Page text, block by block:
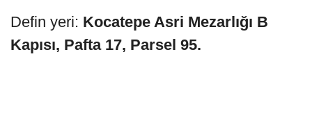
Defin yeri: Kocatepe Asri Mezarlığı B
Kapısı, Pafta 17, Parsel 95.